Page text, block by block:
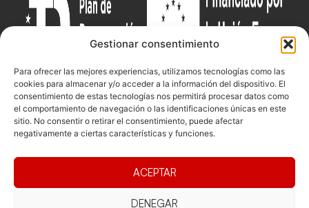
Gestionar consentimiento
Para ofrecer las mejores experiencias, utilizamos tecnologías como las
cookies para almacenar y/o acceder a la información del dispositivo. El
consentimiento de estas tecnologías nos permitirá procesar datos como
el comportamiento de navegación o las identificaciones únicas en este
sitio. No consentir o retirar el consentimiento, puede afectar
negativamente a ciertas características y funciones.
ACEPTAR
DENEGAR
Junta
Competicions
Pista
Playa
Documentacio
Transparència
Eleccions
Contacte
Jonqueres,
08003